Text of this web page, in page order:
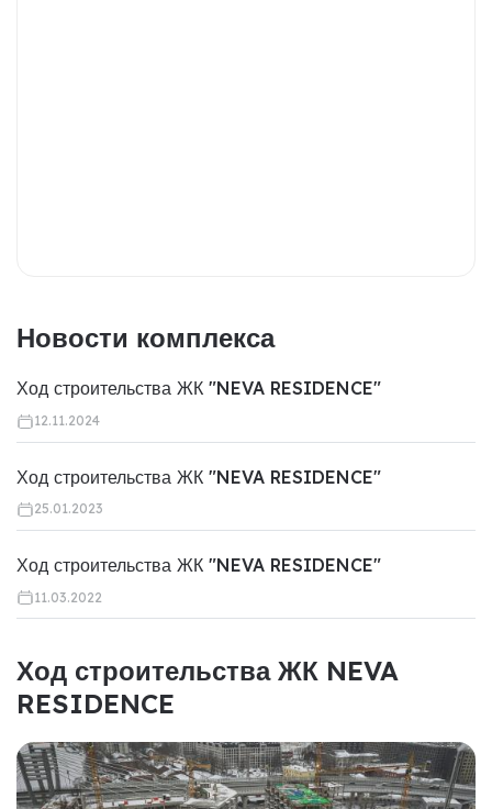
Новости комплекса
Ход строительства ЖК "NEVA RESIDENCE"
12.11.2024
Ход строительства ЖК "NEVA RESIDENCE"
25.01.2023
Ход строительства ЖК "NEVA RESIDENCE"
11.03.2022
Ход строительства ЖК NEVA
RESIDENCE